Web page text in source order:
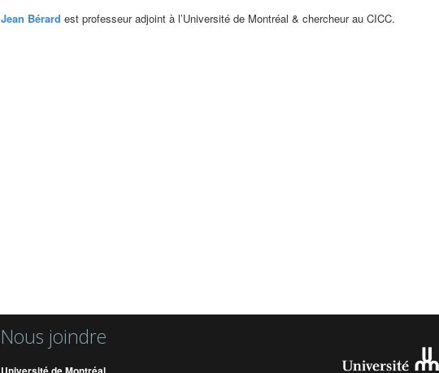
Jean Bérard est professeur adjoint à l’Université de Montréal & chercheur au CICC.
Nous joindre